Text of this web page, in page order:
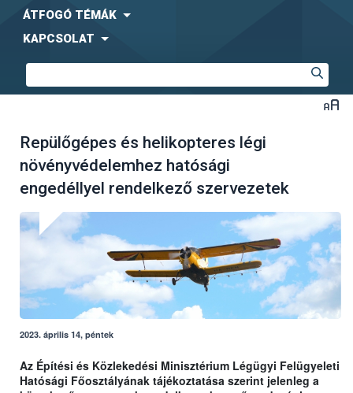
ÁTFOGÓ TÉMÁK
KAPCSOLAT
Repülőgépes és helikopteres légi
növényvédelemhez hatósági
engedéllyel rendelkező szervezetek
2023. április 14, péntek
Az Építési és Közlekedési Minisztérium Légügyi Felügyeleti
Hatósági Főosztályának tájékoztatása szerint jelenleg a